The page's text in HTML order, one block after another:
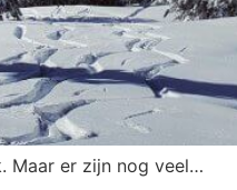
Maar er zijn nog veel…